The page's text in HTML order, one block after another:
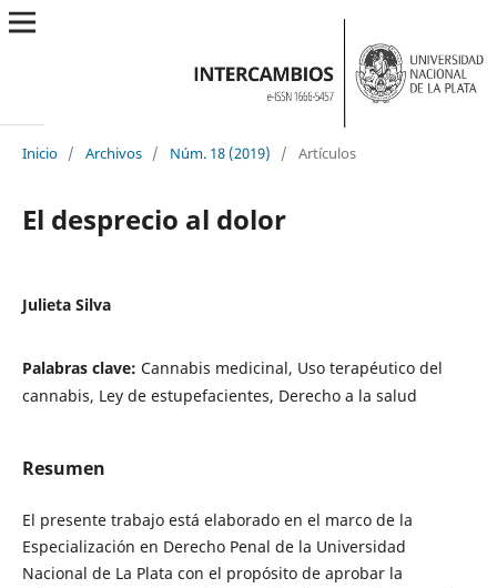
Inicio / Archivos / Núm. 18 (2019) / Artículos
El desprecio al dolor
Julieta Silva
Palabras clave: Cannabis medicinal, Uso terapéutico del
cannabis, Ley de estupefacientes, Derecho a la salud
Resumen
El presente trabajo está elaborado en el marco de la
Especialización en Derecho Penal de la Universidad
Nacional de La Plata con el propósito de aprobar la